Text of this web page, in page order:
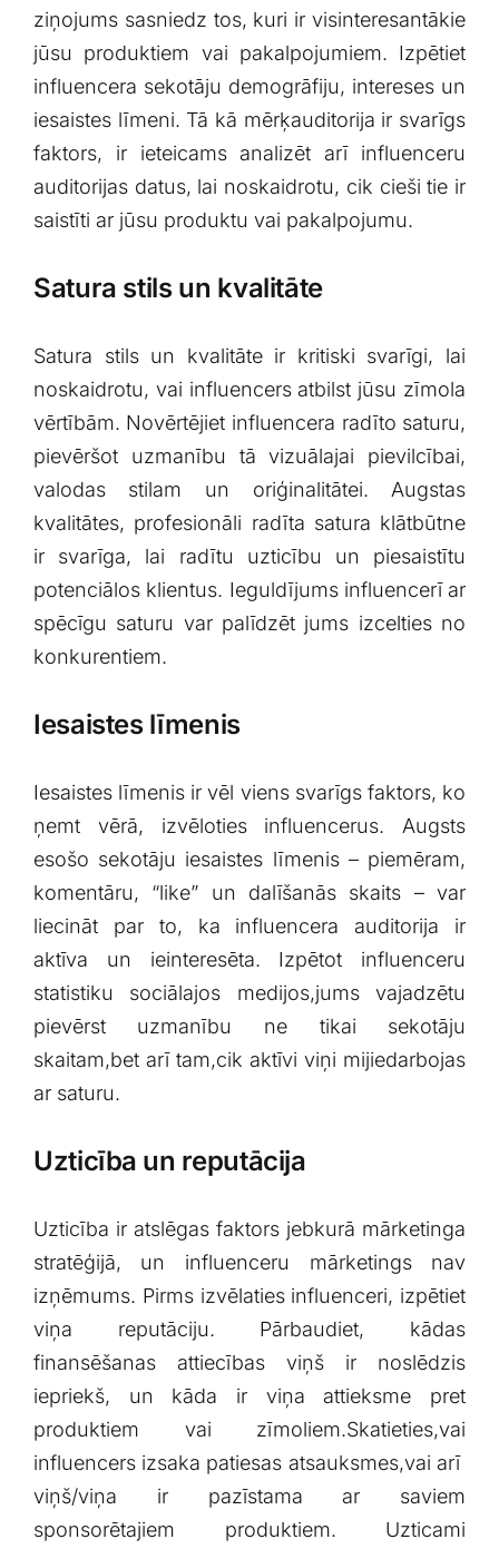
ziņojums sasniedz ‌tos, kuri ir⁤ visinteresantākie
jūsu produktiem⁢ vai​ pakalpojumiem. Izpētiet
influencera sekotāju ⁣demogrāfiju, intereses⁤ un
iesaistes līmeni. Tā⁢ kā mērķauditorija ir⁢ svarīgs
faktors, ir ieteicams analizēt arī influenceru
auditorijas datus, lai noskaidrotu, cik cieši tie ir
⁣saistīti⁢ ar jūsu produktu‌ vai⁢ pakalpojumu.
Satura‌ stils un kvalitāte
Satura stils un kvalitāte ir ⁣kritiski svarīgi, lai
noskaidrotu, ⁤vai influencers atbilst jūsu zīmola
vērtībām. Novērtējiet influencera radīto saturu,⁣
pievēršot ⁣uzmanību tā vizuālajai pievilcībai,
valodas stilam un oriģinalitātei. Augstas
kvalitātes,⁢ profesionāli radīta satura klātbūtne
ir svarīga, lai radītu uzticību un piesaistītu
potenciālos klientus. Ieguldījums influencerī ​ar
spēcīgu saturu var palīdzēt jums ‌izcelties no
konkurentiem.
Iesaistes līmenis
Iesaistes līmenis ir vēl viens⁣ svarīgs faktors, ko
ņemt vērā, ⁢izvēloties influencerus. Augsts‍
esošo sekotāju iesaistes līmenis – ‌piemēram,
komentāru, “like” un dalīšanās‍ skaits – var‌
liecināt par to, ka‍ influencera auditorija ir
aktīva un ieinteresēta. Izpētot influenceru
statistiku sociālajos⁤ medijos,jums vajadzētu
pievērst uzmanību⁣ ne tikai sekotāju
skaitam,bet⁤ arī tam,cik‍ aktīvi viņi mijiedarbojas
ar saturu.
Uzticība⁢ un reputācija
Uzticība ir atslēgas faktors⁢ jebkurā mārketinga
⁤stratēģijā, un influenceru mārketings nav
izņēmums. Pirms izvēlaties influenceri, izpētiet
viņa reputāciju. Pārbaudiet, kādas
finansēšanas attiecības viņš ir⁢ noslēdzis‌
iepriekš, un kāda ir viņa attieksme pret
produktiem vai zīmoliem.Skatieties,vai
influencers izsaka patiesas atsauksmes,vai arī ​
viņš/viņa ir pazīstama ar saviem
sponsorētajiem produktiem. Uzticami⁣